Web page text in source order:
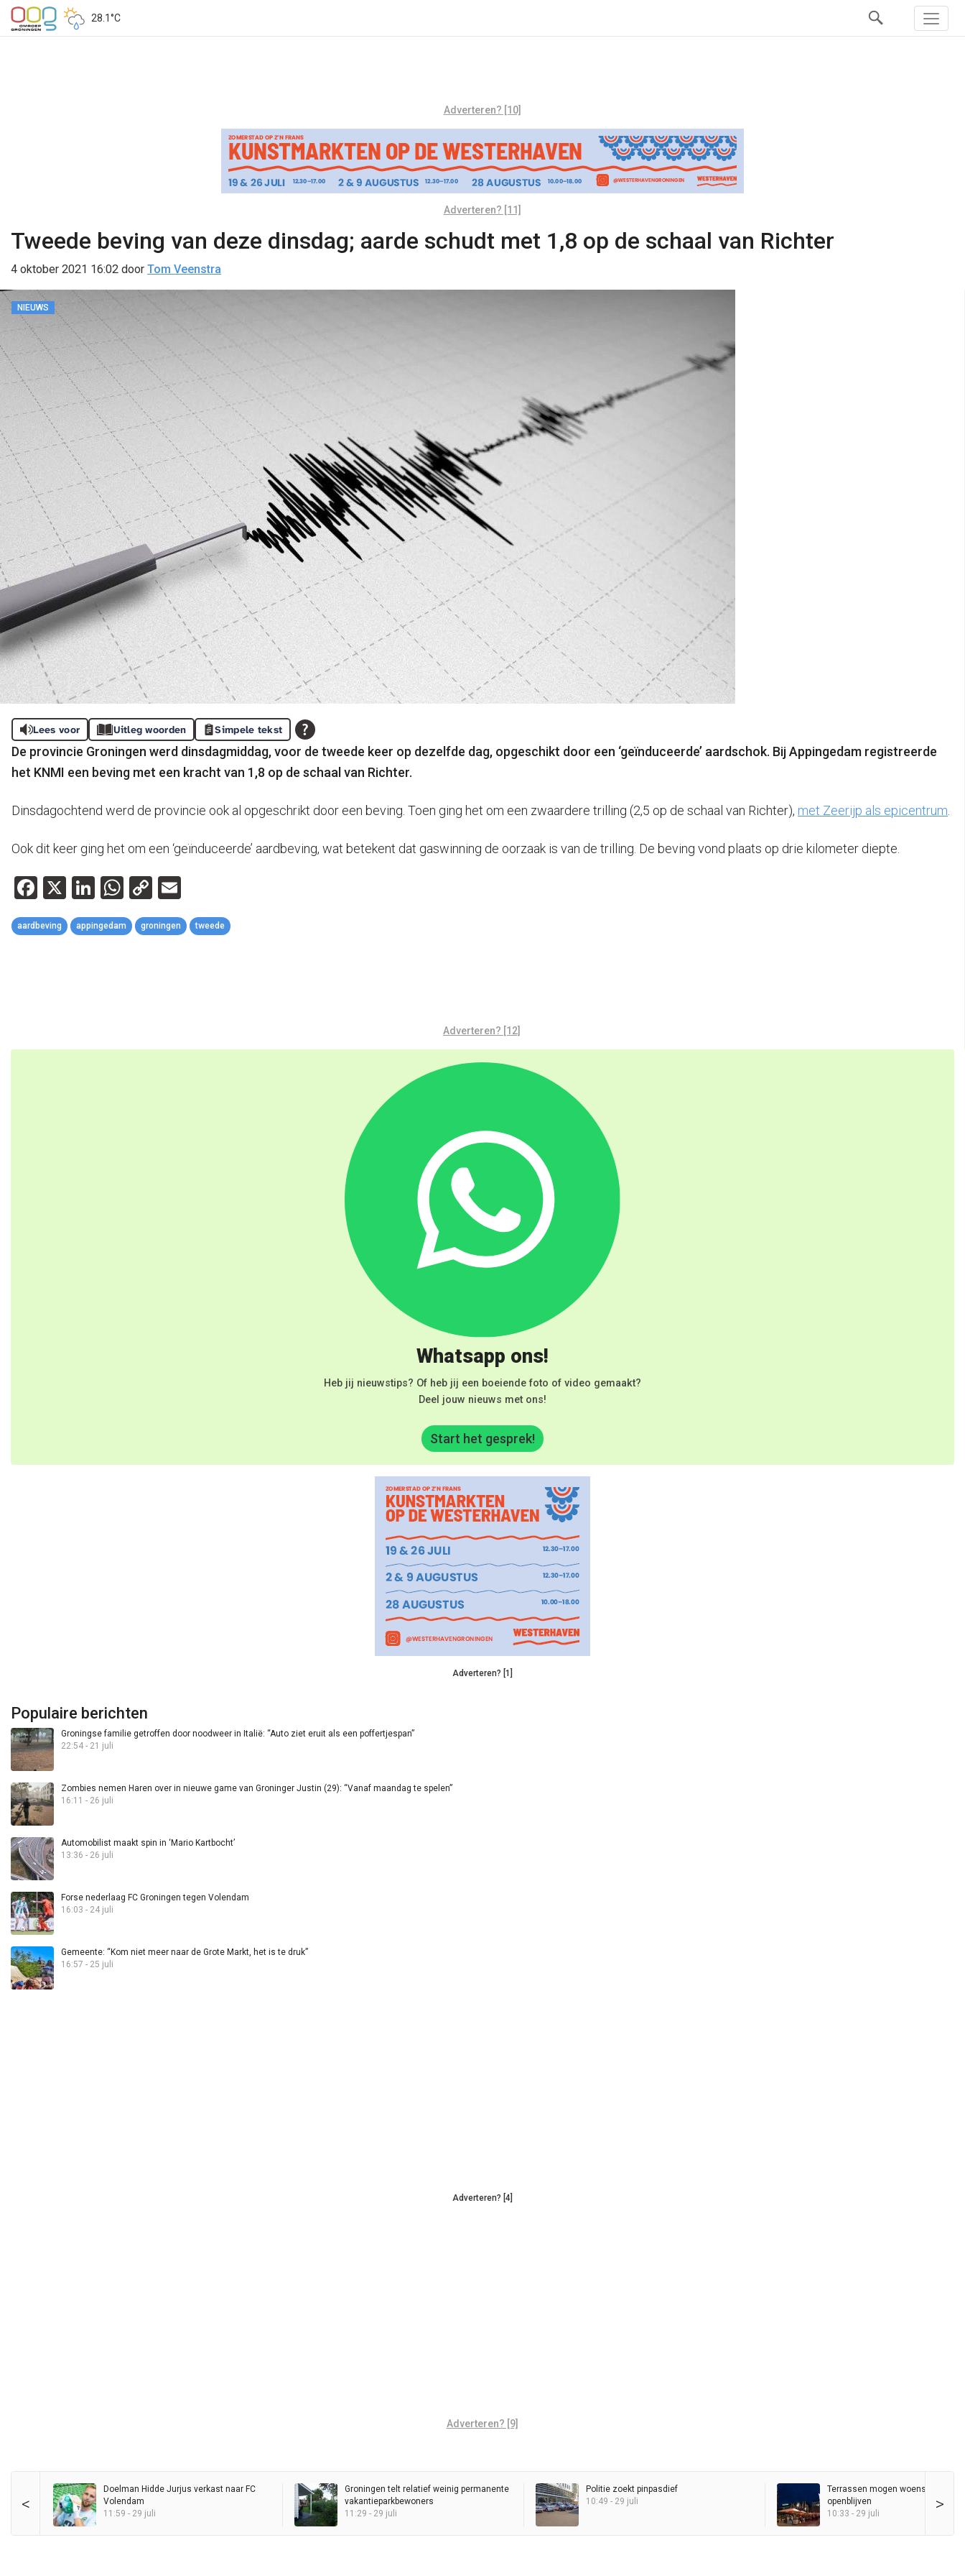
28.1°C
Adverteren? [10]
Adverteren? [11]
Tweede beving van deze dinsdag; aarde schudt met 1,8 op de schaal van Richter
4 oktober 2021 16:02 door Tom Veenstra
NIEUWS
Lees voor Uitleg woorden Simpele tekst
De provincie Groningen werd dinsdagmiddag, voor de tweede keer op dezelfde dag, opgeschikt door een ‘geïnduceerde’ aardschok. Bij Appingedam registreerde
het KNMI een beving met een kracht van 1,8 op de schaal van Richter.
Dinsdagochtend werd de provincie ook al opgeschrikt door een beving. Toen ging het om een zwaardere trilling (2,5 op de schaal van Richter), met Zeerijp als epicentrum
Ook dit keer ging het om een ‘geïnduceerde’ aardbeving, wat betekent dat gaswinning de oorzaak is van de trilling. De beving vond plaats op drie kilometer diepte.
Facebook
X LinkedIn
WhatsApp
Copy
Link
aardbeving appingedam groningen tweede
Adverteren? [12]
Whatsapp ons!
Heb jij nieuwstips? Of heb jij een boeiende foto of video gemaakt?
Deel jouw nieuws met ons!
Start het gesprek!
Adverteren? [1]
Populaire berichten
Groningse familie getroffen door noodweer in Italië: “Auto ziet eruit als een poffertjespan”
22:54 - 21 juli
Zombies nemen Haren over in nieuwe game van Groninger Justin (29): “Vanaf maandag te spelen”
16:11 - 26 juli
Automobilist maakt spin in ‘Mario Kartbocht’
13:36 - 26 juli
Forse nederlaag FC Groningen tegen Volendam
16:03 - 24 juli
Gemeente: “Kom niet meer naar de Grote Markt, het is te druk”
16:57 - 25 juli
Adverteren? [4]
Adverteren? [9]
< >
Doelman Hidde Jurjus verkast naar FC
Volendam
11:59 - 29 juli
Groningen telt relatief weinig permanente
vakantieparkbewoners
11:29 - 29 juli
Politie zoekt pinpasdief
10:49 - 29 juli
Terrassen mogen
openblijven
10:33 - 29 juli